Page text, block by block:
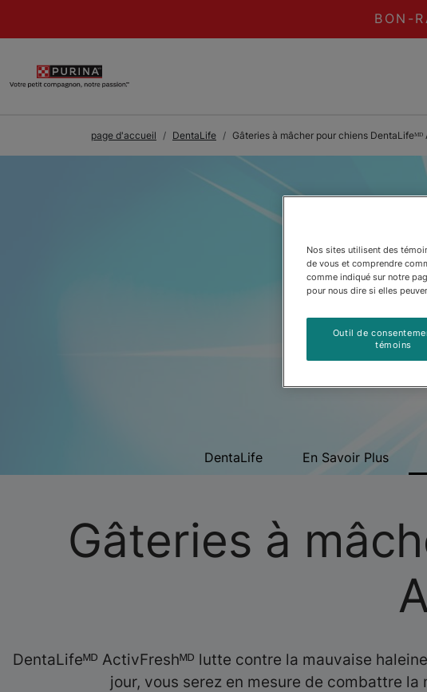
BON-
page d'accueil DentaLife Gâteries à mâcher pour chiens DentaLifeᴹᴰ
DentaLife En Savoir Plus
Gâteries à
DentaLifeᴹᴰ ActivFreshᴹᴰ lutte contre la mauvaise
jour, vous serez en mesure de combattre
Nos sites utilisent des
de vous et comprendre
comme indiqué sur notre
pour nous dire si elles
Outil de
témoins